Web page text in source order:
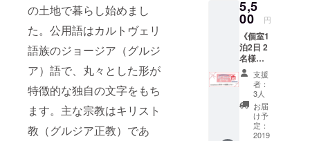
の土地で暮らし始めまし
た。公用語はカルトヴェリ
語族のジョージア（グルジ
ア）語で、丸々とした形が
特徴的な独自の文字をもち
ます。主な宗教はキリスト
教（グルジア正教）であ
予約い
ただけ
ない可
能性が
ありま
すの
で、予
めご了
承いた
だきま
すよう
お願い
ます。
※順次発
送準備
をいた
します
が、
ジョー
ジアの
郵便事
情が不
安定な
ため、
す。
②「nic
otalishv
ili」オリ
ジナル
ステッ
カー 1
枚 ③
お礼の
お手紙
nicoと
Tallyか
スの簡
単な説
明を書
いた
「ひと
ことメ
モ」を
お付け
いたし
ます。
②「nic
otalishv
めた直
筆お手
紙を、
手渡し
いたし
ます。
⑦これ
から作
成する
ゲスト
ハウス
のウェ
ブサイ
デザイ
ンの
チョコ
レート
② ポス
トカー
ド 3枚
ジョー
ジアの
お洒落
なポス
トカー
5,5
00 円
《個室1
泊2日 2
名様ご
宿泊
コー
ス》
①「nic
otalishv
ili」宿泊
チケッ
支援
者：
3人
お届
け予
定：
2019